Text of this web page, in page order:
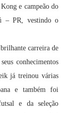
e campeão do
– PR, vestindo o
carreira de
conhecimentos
já treinou várias
e também foi
e da seleção